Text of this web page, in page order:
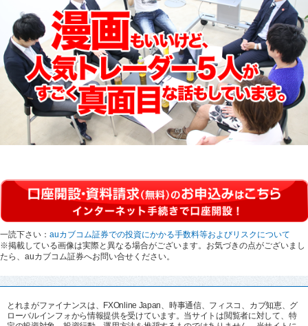
一読下さい： auカブコム証券での投資にかかる手数料等およびリスクについて
※掲載している画像は実際と異なる場合がございます。お気づきの点がございまし
たら、auカブコム証券へお問い合せください。
とれまがファイナンスは、FXOnline Japan、時事通信、フィスコ、カブ知恵、グ
ローバルインフォから情報提供を受けています。当サイトは閲覧者に対して、特